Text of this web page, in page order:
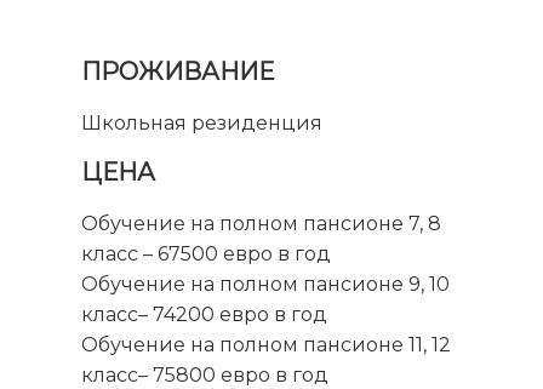
ПРОЖИВАНИЕ
Школьная резиденция
ЦЕНА
Обучение на полном пансионе 7, 8
класс – 67500 евро в год
Обучение на полном пансионе 9, 10
класс– 74200 евро в год
Обучение на полном пансионе 11, 12
класс– 75800 евро в год